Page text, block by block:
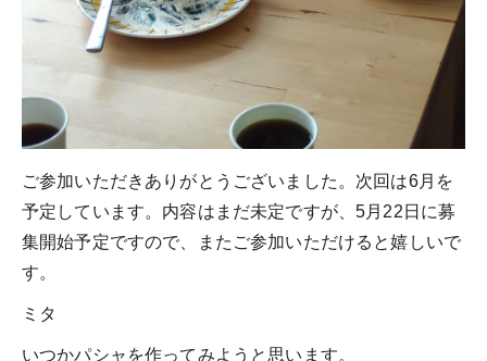
ご参加いただきありがとうございました。次回は6月を
予定しています。内容はまだ未定ですが、5月22日に募
集開始予定ですので、またご参加いただけると嬉しいで
す。
ミタ
いつかパシャを作ってみようと思います。